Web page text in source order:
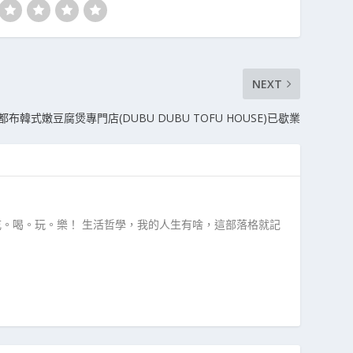
NEXT
布韓式嫩豆腐煲專門店(DUBU DUBU TOFU HOUSE)已歇業
喝。玩。樂！ 生活哲學，我的人生有啥，這部落格就記